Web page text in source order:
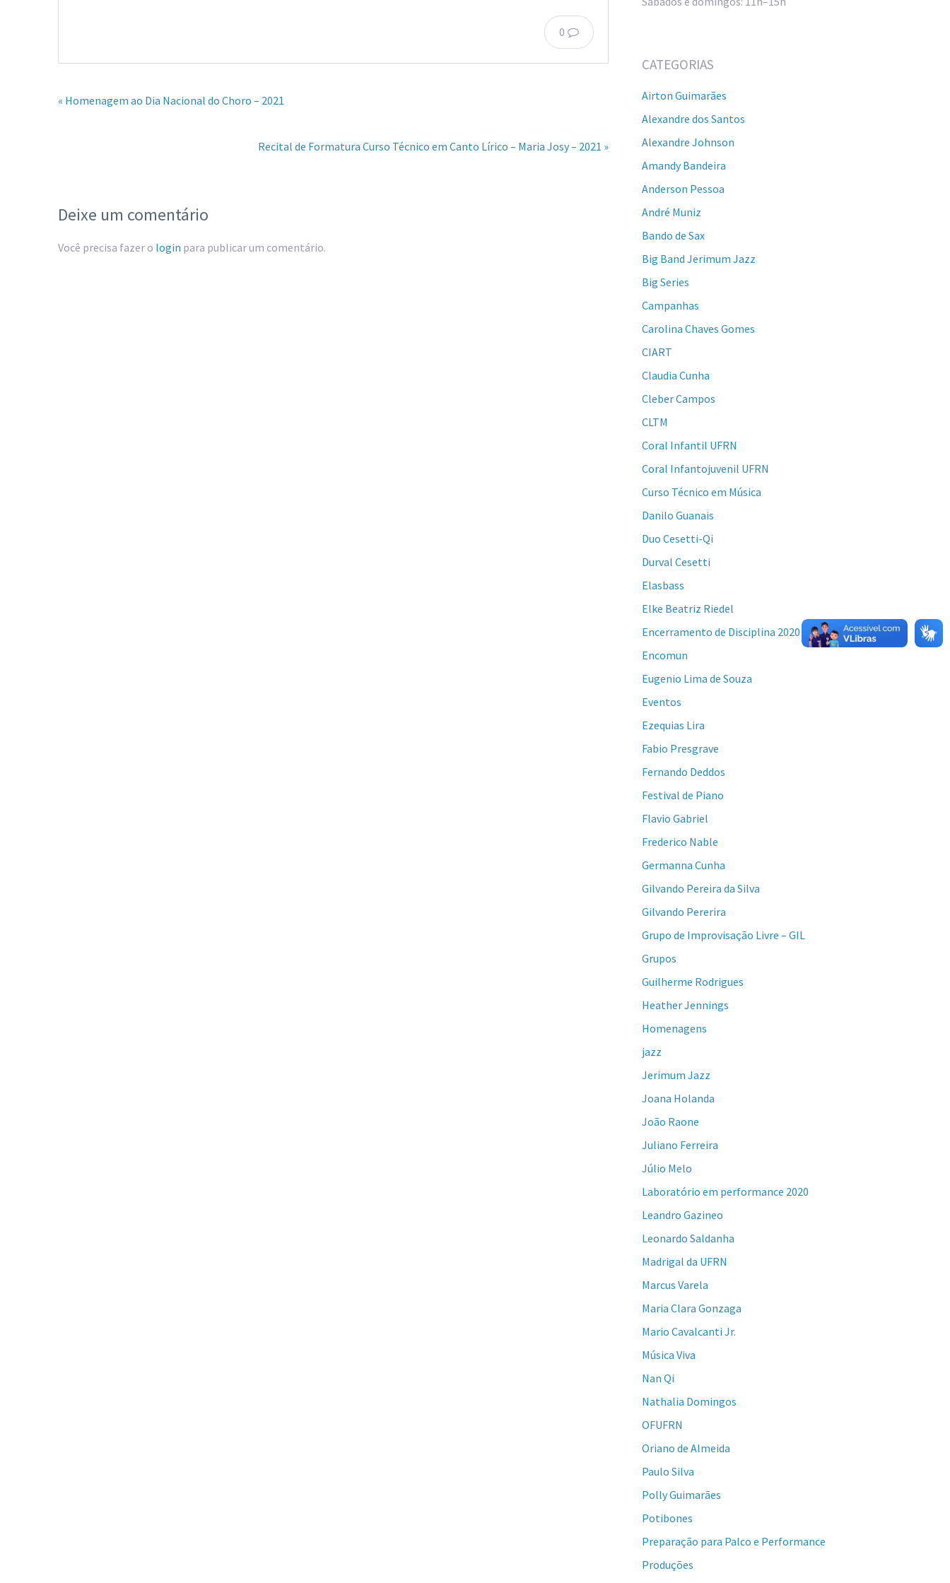
0
« Homenagem ao Dia Nacional do Choro – 2021
Recital de Formatura Curso Técnico em Canto Lírico – Maria Josy – 2021 »
Deixe um comentário
Você precisa fazer o login para publicar um comentário.
CATEGORIAS
Airton Guimarães
Alexandre dos Santos
Alexandre Johnson
Amandy Bandeira
Anderson Pessoa
André Muniz
Bando de Sax
Big Band Jerimum Jazz
Big Series
Campanhas
Carolina Chaves Gomes
CIART
Claudia Cunha
Cleber Campos
CLTM
Coral Infantil UFRN
Coral Infantojuvenil UFRN
Curso Técnico em Música
Danilo Guanais
Duo Cesetti-Qi
Durval Cesetti
Elasbass
Elke Beatriz Riedel
Encerramento de Disciplina 2020
Encomun
Eugenio Lima de Souza
Eventos
Ezequias Lira
Fabio Presgrave
Fernando Deddos
Festival de Piano
Flavio Gabriel
Frederico Nable
Germanna Cunha
Gilvando Pereira da Silva
Gilvando Pererira
Grupo de Improvisação Livre – GIL
Grupos
Guilherme Rodrigues
Heather Jennings
Homenagens
jazz
Jerimum Jazz
Joana Holanda
João Raone
Juliano Ferreira
Júlio Melo
Laboratório em performance 2020
Leandro Gazineo
Leonardo Saldanha
Madrigal da UFRN
Marcus Varela
Maria Clara Gonzaga
Mario Cavalcanti Jr.
Música Viva
Nan Qi
Nathalia Domingos
OFUFRN
Oriano de Almeida
Paulo Silva
Polly Guimarães
Potibones
Preparação para Palco e Performance
Produções